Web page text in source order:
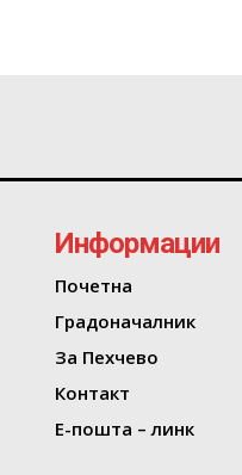
Информации
Почетна
Градоначалник
За Пехчево
Контакт
Е-пошта – линк